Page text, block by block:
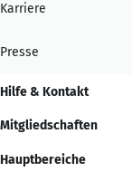
Karriere
Presse
Hilfe & Kontakt
Mitgliedschaften
Hauptbereiche